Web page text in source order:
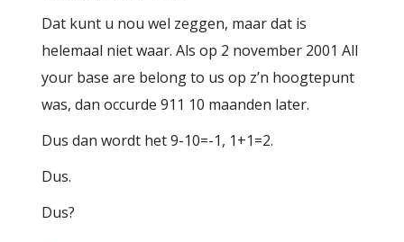
Dat kunt u nou wel zeggen, maar dat is
helemaal niet waar. Als op 2 november 2001 All
your base are belong to us op z’n hoogtepunt
was, dan occurde 911 10 maanden later.
Dus dan wordt het 9-10=-1, 1+1=2.
Dus.
Dus?